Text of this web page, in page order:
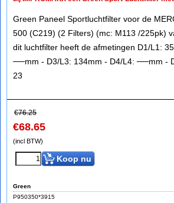
Green Paneel Sportluchtfilter voor de
500 (C219) (2 Filters) (mc: M113 /225pk)
dit luchtfilter heeft de afmetingen D1/L1:
──mm - D3/L3: 134mm - D4/L4: ──mm -
23
€76.25
€68.65
(incl BTW)
Koop nu
Green
P950350*3915